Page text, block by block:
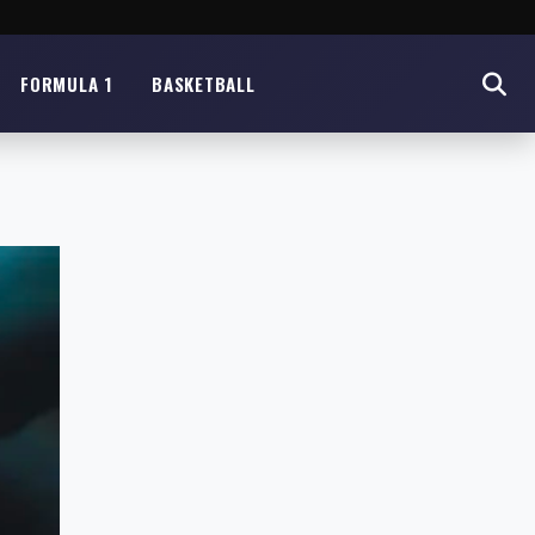
FORMULA 1 BASKETBALL